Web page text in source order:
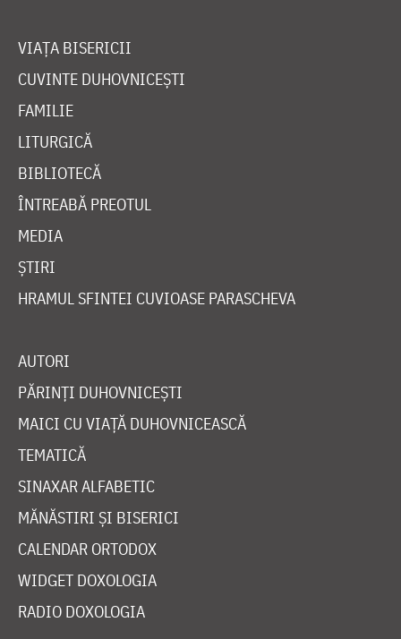
VIAȚA BISERICII
CUVINTE DUHOVNICEȘTI
FAMILIE
LITURGICĂ
BIBLIOTECĂ
ÎNTREABĂ PREOTUL
MEDIA
ȘTIRI
HRAMUL SFINTEI CUVIOASE PARASCHEVA
AUTORI
PĂRINȚI DUHOVNICEȘTI
MAICI CU VIAȚĂ DUHOVNICEASCĂ
TEMATICĂ
SINAXAR ALFABETIC
MĂNĂSTIRI ȘI BISERICI
CALENDAR ORTODOX
WIDGET DOXOLOGIA
RADIO DOXOLOGIA